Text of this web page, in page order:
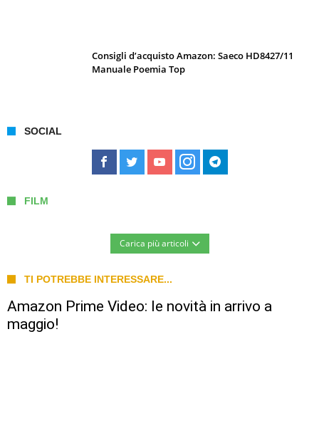
Consigli d’acquisto Amazon: Saeco HD8427/11
Manuale Poemia Top
SOCIAL
FILM
Carica più articoli
TI POTREBBE INTERESSARE...
Amazon Prime Video: le novità in arrivo a
maggio!